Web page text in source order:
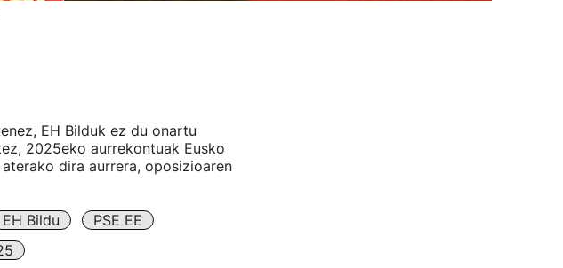
EH Bilduk ez du onartu
2025eko aurrekontuak Eusko
dira aurrera, oposizioaren
EH Bildu
PSE EE